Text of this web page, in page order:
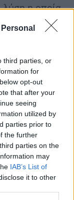
third parties, or
for
opt-out
that after your
seeing
utilized by
parties prior to
the further
parties on the
may
IAB’s List of
it to other
λύση η οποία
ο οποίος
«Έχουμε
ο κ.
συστήματος
ο κ.
τόσο απλά τα
ως
υπογραφεί.
υπόλειμμα.